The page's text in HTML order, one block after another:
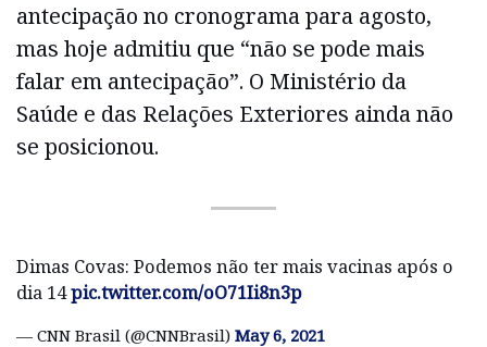
antecipação no cronograma para agosto,
mas hoje admitiu que “não se pode mais
falar em antecipação”. O Ministério da
Saúde e das Relações Exteriores ainda não
se posicionou.
Dimas Covas: Podemos não ter mais vacinas após o
dia 14pic.twitter.com/oO71Ii8n3p
— CNN Brasil (@CNNBrasil) May 6, 2021